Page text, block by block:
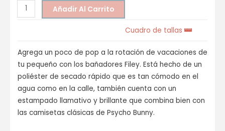
Añadir Al Carrito
Cuadro de tallas
Agrega un poco de pop a la rotación de vacaciones de
tu pequeño con los bañadores Filey. Está hecho de un
poliéster de secado rápido que es tan cómodo en el
agua como en la calle, también cuenta con un
estampado llamativo y brillante que combina bien con
las camisetas clásicas de Psycho Bunny.